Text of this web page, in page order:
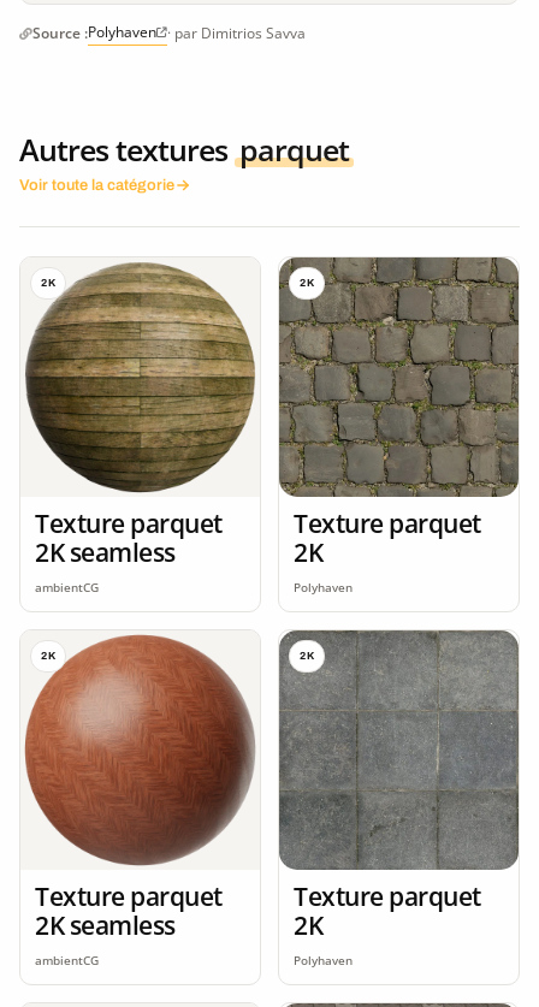
Source :Polyhaven · par Dimitrios Savva
Autres textures parquet
Voir toute la catégorie
2K
Texture parquet
2K seamless
ambientCG
2K
Texture parquet
2K
Polyhaven
2K
Texture parquet
2K seamless
ambientCG
2K
Texture parquet
2K
Polyhaven